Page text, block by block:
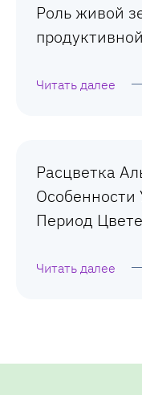
Роль живой
Читать далее
Расцветка
Период
Читать далее